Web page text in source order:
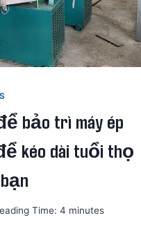
bảo trì máy ép
kéo dài tuổi thọ
Time: 4 minutes